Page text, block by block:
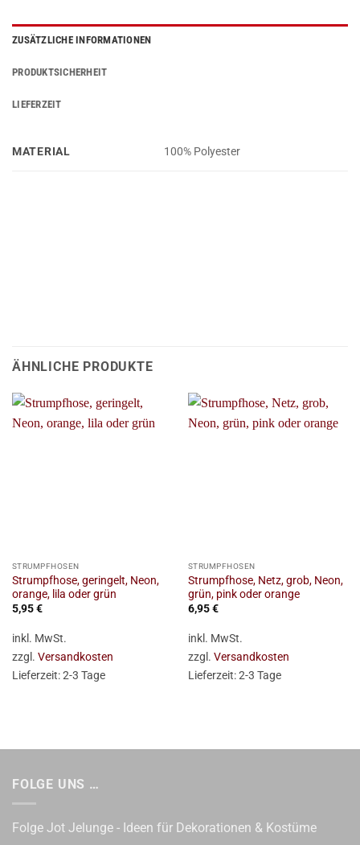
ZUSÄTZLICHE INFORMATIONEN
PRODUKTSICHERHEIT
LIEFERZEIT
MATERIAL 100% Polyester
ÄHNLICHE PRODUKTE
STRUMPFHOSEN
Strumpfhose, geringelt, Neon,
orange, lila oder grün
5,95€
inkl. MwSt.
zzgl. Versandkosten
Lieferzeit:2-3 Tage
STRUMPFHOSEN
Strumpfhose, Netz, grob, Neon,
grün, pink oder orange
6,95€
inkl. MwSt.
zzgl. Versandkosten
Lieferzeit:2-3 Tage
FOLGE UNS …
Folge Jot Jelunge - Ideen für Dekorationen & Kostüme